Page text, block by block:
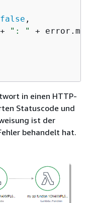
false ,
": "
+
in einen HTTP-
Statuscode und
ist der
behandelt hat.